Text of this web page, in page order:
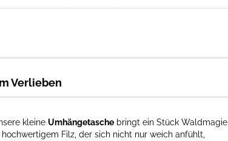
Verlieben
kleine Umhängetasche bringt ein Stück Waldmagie
Filz, der sich nicht nur weich anfühlt,